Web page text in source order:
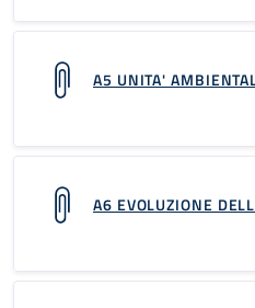
A5 UNITA'
A6 EVOLUZIONE